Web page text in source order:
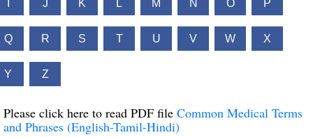
J K L M N O P
Q R S T U V W X
Y Z
Please click here to read PDF file Common Medical Terms
and Phrases (English-Tamil-Hindi)